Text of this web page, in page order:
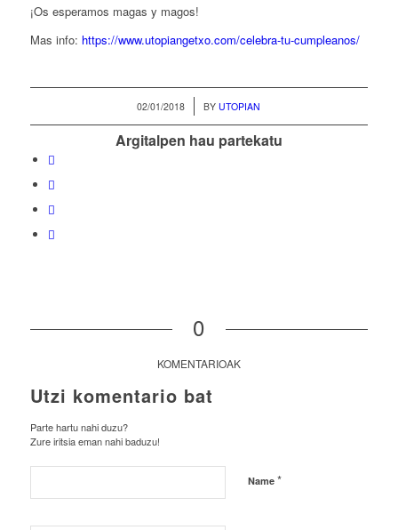
¡Os esperamos magas y magos!
Mas info: https://www.utopiangetxo.com/celebra-tu-cumpleanos/
02/01/2018
/ BYUTOPIAN
Argitalpen hau partekatu
0
KOMENTARIOAK
Utzi komentario bat
Parte hartu nahi duzu?
Zure iritsia eman nahi baduzu!
Name *